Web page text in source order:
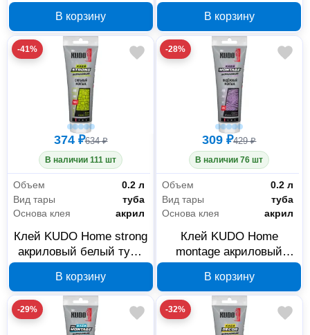
1001.1
В корзину В корзину
-41%
374 ₽634 ₽
В наличии 111 шт
Объем
0.2 л
Вид тары
туба
Основа клея
акрил
Клей KUDO Home strong
акриловый белый туба
В корзину
-28%
309 ₽429 ₽
В наличии 76 шт
Объем
0.2 л
Вид тары
туба
Основа клея
акрил
Клей KUDO Home
montage акриловый
321
В корзину
-29% -32%